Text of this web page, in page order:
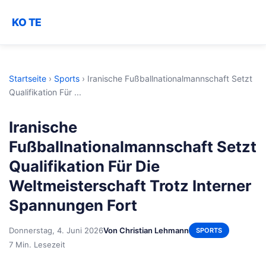
KO TE
Startseite › Sports › Iranische Fußballnationalmannschaft Setzt
Qualifikation Für ...
Iranische
Fußballnationalmannschaft Setzt
Qualifikation Für Die
Weltmeisterschaft Trotz Interner
Spannungen Fort
Donnerstag, 4. Juni 2026Von Christian Lehmann SPORTS
7 Min. Lesezeit